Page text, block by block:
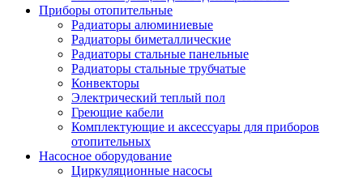
Приборы отопительные
Радиаторы алюминиевые
Радиаторы биметаллические
Радиаторы стальные панельные
Радиаторы стальные трубчатые
Конвекторы
Электрический теплый пол
Греющие кабели
Комплектующие и аксессуары для приборов
отопительных
Насосное оборудование
Циркуляционные насосы